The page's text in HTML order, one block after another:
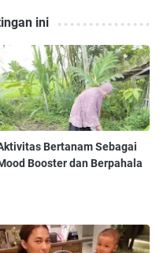
ini
Bertanam Sebagai
Booster dan Berpahala